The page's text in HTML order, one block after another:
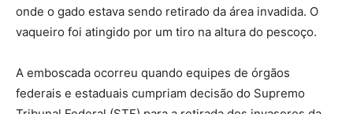
onde o gado estava sendo retirado da área invadida. O
vaqueiro foi atingido por um tiro na altura do pescoço.
A emboscada ocorreu quando equipes de órgãos
federais e estaduais cumpriam decisão do Supremo